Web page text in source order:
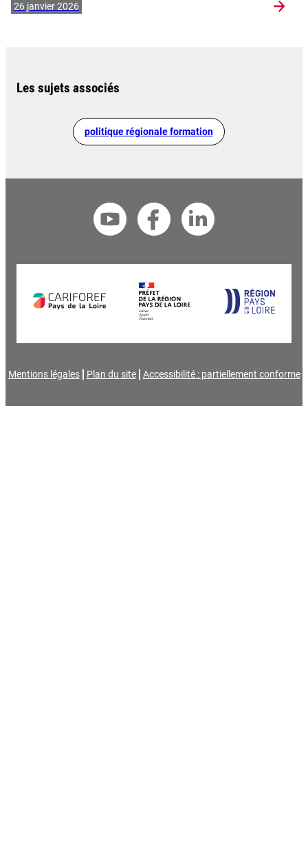
26 janvier 2026
Les sujets associés
politique régionale formation
Mentions légales Plan du site Accessibilité : partiellement conforme